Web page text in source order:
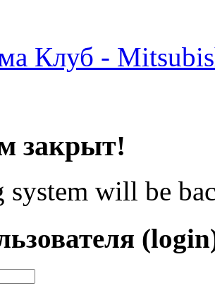
Клуб -
закрыт!
system will be